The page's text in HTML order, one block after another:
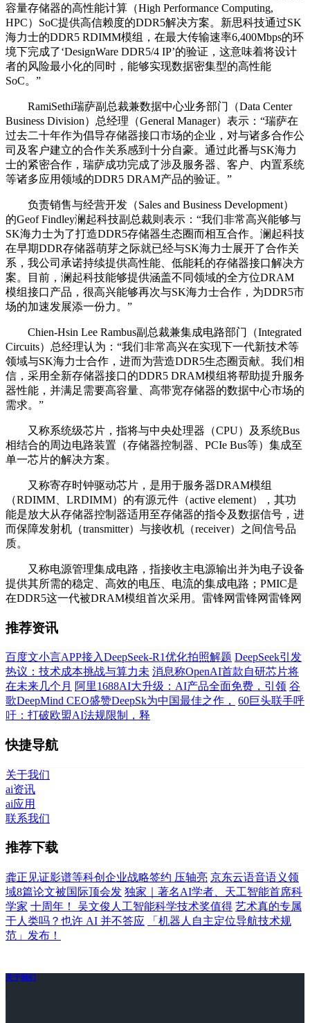
容量存储器的高性能计算（High Performance Computing,
HPC）SoC提供高信赖度的DDR5解决方案。新思科技通过SK
海力士的DDR5 RDIMM模组，在最大传输速率6,400Mbps的环
境下完成了‘DesignWare DDR5/4 IP’的验证，这意味着将设计
者的风险最小化的同时，能够实现数据密集型的高性能
SoC。”
RamiSethi瑞萨副总裁兼数据中心业务部门（Data Center
Business Division）总经理（General Manager）表示：“瑞萨在
过去二十年作为倡导存储器接口市场的企业，对与诸多合作公
司及客户建立的合作关系感到十分自豪。通过此番与SK海力
士的紧密合作，瑞萨成功完成了涉及服务器、客户、内置系统
等诸多应用领域的DDR5 DRAM产品的验证。”
负责销售与经营开发（Sales and Business Development）
的Geof Findley澜起科技副总裁则表示：“我们非常高兴能够与
SK海力士为了打造DDR5存储器生态圈而相互合作。澜起科技
在早期DDR存储器萌芽之际就已经与SK海力士展开了合作关
系，我公司承诺持续提供高性能、低能耗的存储器接口解决方
案。目前，澜起科技能够提供涵盖不同领域的全方位DRAM
模组接口产品，很高兴能够再次与SK海力士合作，为DDR5市
场的加速发展添一份力。”
Chien-Hsin Lee Rambus副总裁兼集成电路部门（Integrated
Circuits）总经理认为：“我们非常高兴在实现下一代新技术等
领域与SK海力士合作，进而为营造DDR5生态圈贡献。我们相
信，采用全新存储器接口的DDR5 DRAM模组将帮助提升服务
器性能，并满足需要高容量、高带宽存储器的数据中心市场的
需求。”
又称系统级芯片，指将与中央处理器（CPU）及系统Bus
相结合的周边电路装置（存储器控制器、PCIe Bus等）集成至
单一芯片的解决方案。
又称寄存时钟驱动芯片，是用于服务器DRAM模组
（RDIMM、LRDIMM）的有源元件（active element），其功
能是放大从存储器控制器适用至存储器的指令及数据信号，进
而保障发射机（transmitter）与接收机（receiver）之间信号品
质。
又称电源管理集成电路，指接收主电源输出并为电子设备
提供其所需的稳定、高效的电压、电流的集成电路；PMIC是
在DDR5这一代被DRAM模组首次采用。雷锋网雷锋网雷锋网
推荐资讯
百度文小言APP接入DeepSeek-R1优化拍照解题 DeepSeek引发
热议：技术成本挑战与算力未 消息称OpenAI首款自研芯片将
在未来几个月 阿里1688AI大升级：AI产品全面免费，引领 谷
歌DeepMind CEO盛赞DeepSk为中国最佳之作，
60巨头联手呼
吁：打破欧盟AI法规限制，释
快捷导航
关于我们
ai资讯
ai应用
联系我们
推荐下载
龚正见证影谱等科创企业战略签约 压轴亮 京东云语音语义领
域8篇论文被国际顶会发 独家｜著名AI学者、天工智能首席科
学家 十周年！ 吴文俊人工智能科学技术奖值得 艺术真的专属
于人类吗？也许 AI 并不答应
「机器人自主定位导航技术规
范」发布！
关于我们